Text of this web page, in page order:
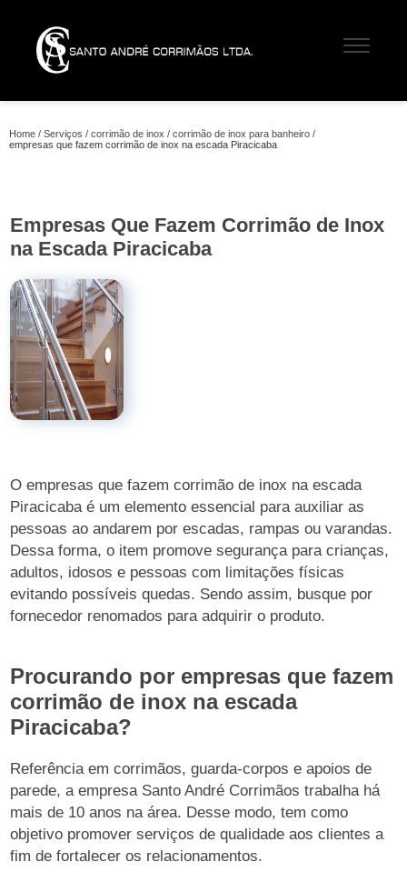
Home Serviços corrimão de inox
corrimão de inox para banheiro
empresas que fazem corrimão de inox na escada Piracicaba
Empresas Que Fazem Corrimão de Inox
na Escada Piracicaba
O empresas que fazem corrimão de inox na escada
Piracicaba é um elemento essencial para auxiliar as
pessoas ao andarem por escadas, rampas ou varandas.
Dessa forma, o item promove segurança para crianças,
adultos, idosos e pessoas com limitações físicas
evitando possíveis quedas. Sendo assim, busque por
fornecedor renomados para adquirir o produto.
Procurando por empresas que fazem
corrimão de inox na escada
Piracicaba?
Referência em corrimãos, guarda-corpos e apoios de
parede, a empresa Santo André Corrimãos trabalha há
mais de 10 anos na área. Desse modo, tem como
objetivo promover serviços de qualidade aos clientes a
fim de fortalecer os relacionamentos.